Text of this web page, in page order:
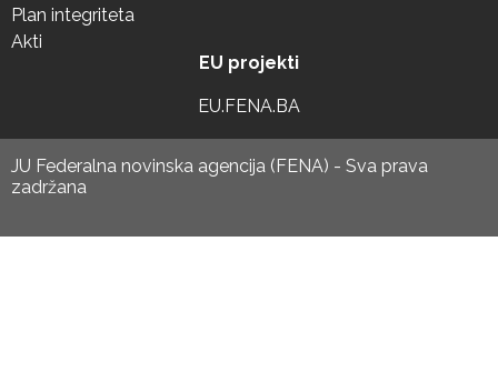
Plan integriteta
Akti
EU projekti
EU.FENA.BA
JU Federalna novinska agencija (FENA) - Sva prava
zadržana